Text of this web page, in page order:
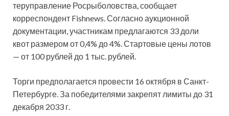
теруправление Росрыболовства, сообщает
корреспондент Fishnews. Согласно аукционной
документации, участникам предлагаются 33 доли
квот размером от 0,4% до 4%. Стартовые цены лотов
— от 100 рублей до 1 тыс. рублей.
Торги предполагается провести 16 октября в Санкт-
Петербурге. За победителями закрепят лимиты до 31
декабря 2033 г.